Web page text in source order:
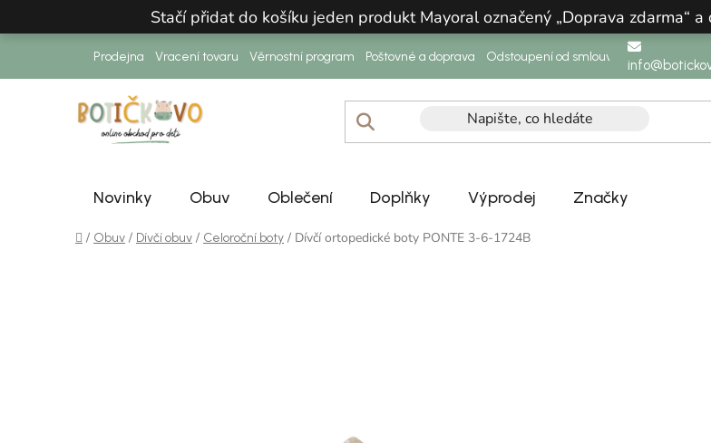
Stačí přidat do košíku jeden produkt Mayoral označený „Doprava zdarma“
Prodejna Vracení tovaru Věrnostní program Poštovné a doprava Odstoupení od smlouvy
Novinky Obuv Oblečení Doplňky Výprodej Značky
Domů
/ Obuv / Dívčí obuv / Celoroční boty / Dívčí ortopedické boty PONTE 3-6-1724B